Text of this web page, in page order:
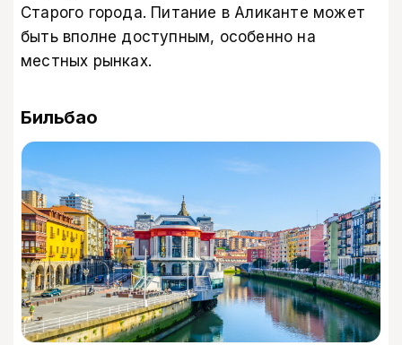
Старого города. Питание в Аликанте может
быть вполне доступным, особенно на
местных рынках.
Бильбао